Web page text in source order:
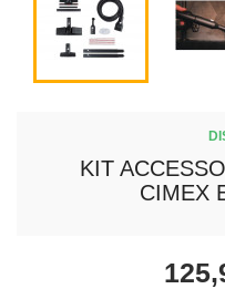
KIT
CIMEX